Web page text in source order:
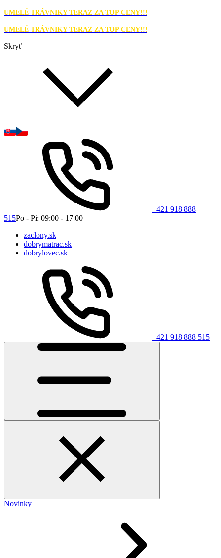
UMELÉ TRÁVNIKY TERAZ ZA TOP CENY!!!
UMELÉ TRÁVNIKY TERAZ ZA TOP CENY!!!
Skryť
+421 918 888
515Po - Pi: 09:00 - 17:00
zaclony.sk
dobrymatrac.sk
dobrylovec.sk
+421 918 888 515
Novinky